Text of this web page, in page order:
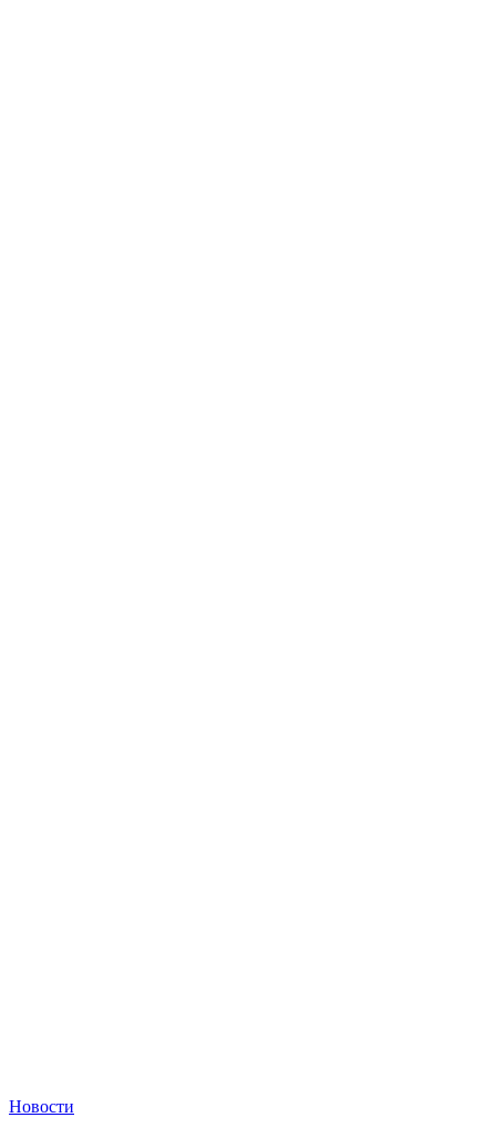
Новости